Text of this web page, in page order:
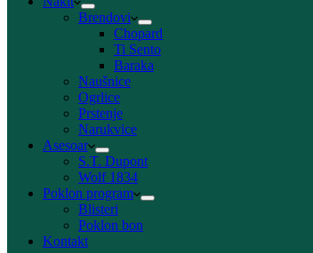
Brendovi
Chopard
Ti Sento
Baraka
Naušnice
Ogrlice
Prstenje
Narukvice
Asesoar
S.T. Dupont
Wolf 1834
Poklon program
Blisteri
Poklon bon
Kontakt